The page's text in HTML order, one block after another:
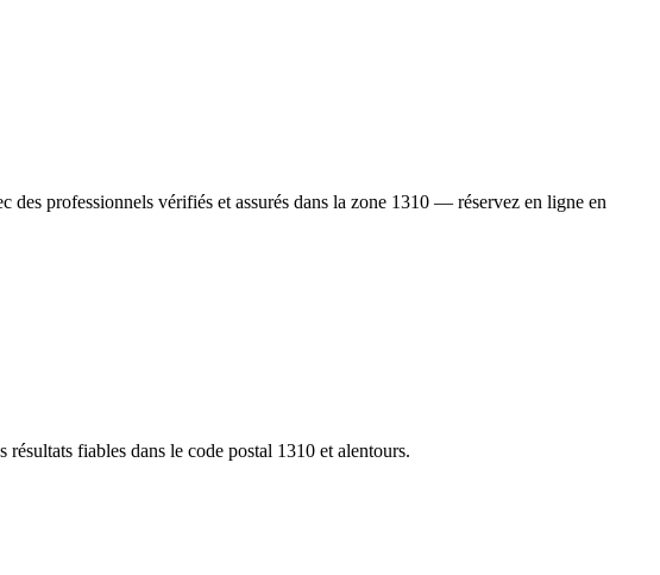
professionnels vérifiés et assurés dans la zone 1310 — réservez en ligne en
fiables dans le code postal 1310 et alentours.